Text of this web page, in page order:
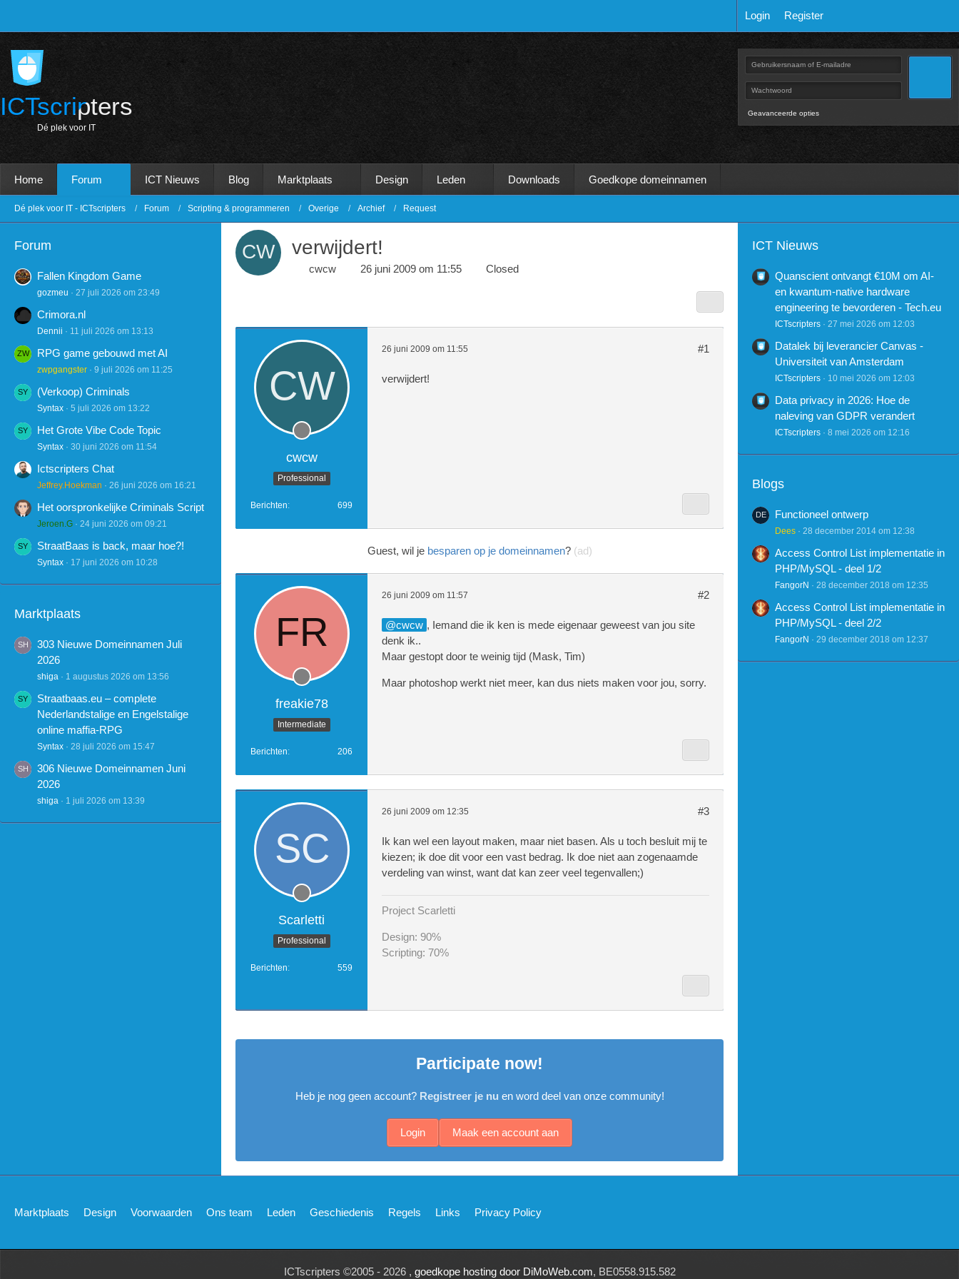
Login Register
ICTscripters
Dé p e k voor T
Geavanceerde opties
Home Forum ICT Nieuws Blog Marktplaats Design Leden Downloads Goedkope domeinnamen
Dé plek voor IT - ICTscripters Forum Scripting & programmeren Overige Archief Request
Forum
Fallen Kingdom Game
gozmeu 27 juli 2026 om 23:49
Crimora.nl
Dennii 11 juli 2026 om 13:13
RPG game gebouwd met AI
zwpgangster 9 juli 2026 om 11:25
(Verkoop) Criminals
Syntax 5 juli 2026 om 13:22
Het Grote Vibe Code Topic
Syntax 30 juni 2026 om 11:54
Ictscripters Chat
Jeffrey.Hoekman 26 juni 2026 om 16:21
Het oorspronkelijke Criminals Script
Jeroen.G 24 juni 2026 om 09:21
StraatBaas is back, maar hoe?!
Syntax 17 juni 2026 om 10:28
Marktplaats
303 Nieuwe Domeinnamen Juli
2026
shiga 1 augustus 2026 om 13:56
Straatbaas.eu – complete
Nederlandstalige en Engelstalige
online maffia-RPG
Syntax 28 juli 2026 om 15:47
306 Nieuwe Domeinnamen Juni
2026
shiga 1 juli 2026 om 13:39
verwijdert!
cwcw 26 juni 2009 om 11:55 Closed
cwcw
Professional
Berichten 699
26 juni 2009 om 11:55 #1
verwijdert!
Guest, wil je besparen op je domeinnamen? (ad)
freakie78
Intermediate
Berichten 206
26 juni 2009 om 11:57 #2
cwcw , Iemand die ik ken is mede eigenaar geweest van jou site
denk ik..
Maar gestopt door te weinig tijd (Mask, Tim)
Maar photoshop werkt niet meer, kan dus niets maken voor jou, sorry.
Scarletti
Professional
Berichten 559
26 juni 2009 om 12:35 #3
Ik kan wel een layout maken, maar niet basen. Als u toch besluit mij te
kiezen; ik doe dit voor een vast bedrag. Ik doe niet aan zogenaamde
verdeling van winst, want dat kan zeer veel tegenvallen;)
Project Scarletti
Design: 90%
Scripting: 70%
Participate now!
Heb je nog geen account? Registreer je nu en word deel van onze community!
Maak een account aan
Login
ICT Nieuws
Quanscient ontvangt €10M om AI-
en kwantum-native hardware
engineering te bevorderen - Tech.eu
ICTscripters 27 mei 2026 om 12:03
Datalek bij leverancier Canvas -
Universiteit van Amsterdam
ICTscripters 10 mei 2026 om 12:03
Data privacy in 2026: Hoe de
naleving van GDPR verandert
ICTscripters 8 mei 2026 om 12:16
Blogs
Functioneel ontwerp
Dees 28 december 2014 om 12:38
Access Control List implementatie in
PHP/MySQL - deel 1/2
FangorN 28 december 2018 om 12:35
Access Control List implementatie in
PHP/MySQL - deel 2/2
FangorN 29 december 2018 om 12:37
Marktplaats Design Voorwaarden Ons team Leden Geschiedenis Regels Links Privacy Policy
ICTscripters ©2005 - 2026 , goedkope hosting door DiMoWeb.com, BE0558.915.582